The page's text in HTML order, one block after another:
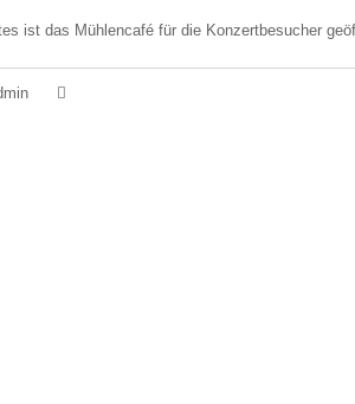
ist das Mühlencafé für die Konzertbesucher